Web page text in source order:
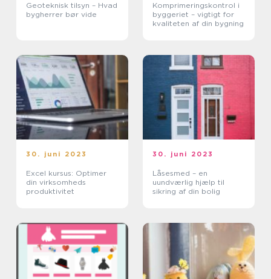
Geoteknisk tilsyn – Hvad
bygherrer bør vide
Komprimeringskontrol i
byggeriet – vigtigt for
kvaliteten af din bygning
30. juni 2023
Excel kursus: Optimer
din virksomheds
produktivitet
30. juni 2023
Låsesmed – en
uundværlig hjælp til
sikring af din bolig